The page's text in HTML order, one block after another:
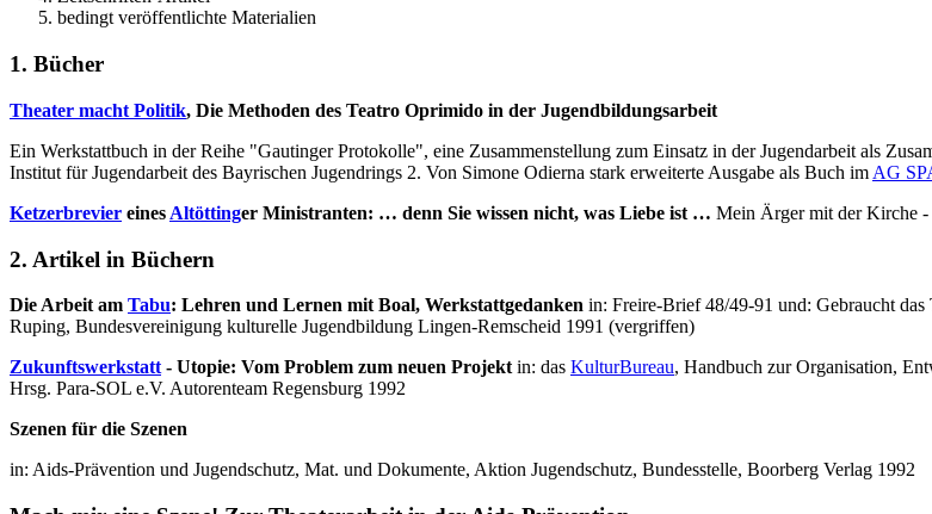
bedingt veröffentlichte Materialien
1. Bücher
Theater macht Politik, Die Methoden des Teatro Oprimido in der Jugendbildungsarbeit
Ein Werkstattbuch in der Reihe "Gautinger Protokolle", eine Zusammenstellung zum Einsatz in der Jugendarbeit als
Institut für Jugendarbeit des Bayrischen Jugendrings 2. Von Simone Odierna stark erweiterte Ausgabe als Buch im AG
Ketzerbrevier eines Altöttinger Ministranten: … denn Sie wissen nicht, was Liebe ist … Mein Ärger mit der Kirche -
2. Artikel in Büchern
Die Arbeit am Tabu: Lehren und Lernen mit Boal, Werkstattgedanken in: Freire-Brief 48/49-91 und: Gebraucht
Ruping, Bundesvereinigung kulturelle Jugendbildung Lingen-Remscheid 1991 (vergriffen)
Zukunftswerkstatt - Utopie: Vom Problem zum neuen Projekt in: das KulturBureau, Handbuch zur Organisation,
Hrsg. Para-SOL e.V. Autorenteam Regensburg 1992
Szenen für die Szenen
in: Aids-Prävention und Jugendschutz, Mat. und Dokumente, Aktion Jugendschutz, Bundesstelle, Boorberg Verlag 1992